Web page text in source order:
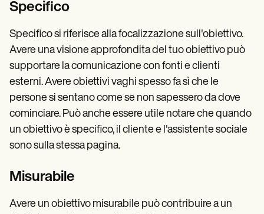
Specifico
Specifico si riferisce alla focalizzazione sull'obiettivo.
Avere una visione approfondita del tuo obiettivo può
supportare la comunicazione con fonti e clienti
esterni. Avere obiettivi vaghi spesso fa sì che le
persone si sentano come se non sapessero da dove
cominciare. Può anche essere utile notare che quando
un obiettivo è specifico, il cliente e l'assistente sociale
sono sulla stessa pagina.
Misurabile
Avere un obiettivo misurabile può contribuire a un